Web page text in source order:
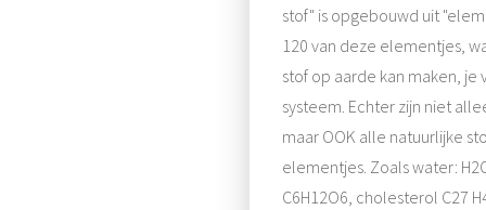
stof" is opgebouwd uit
120 van deze elementjes,
stof op aarde kan maken, je
systeem. Echter zijn niet
maar OOK alle natuurlijke
elementjes. Zoals water:
C6H12O6, cholesterol C27